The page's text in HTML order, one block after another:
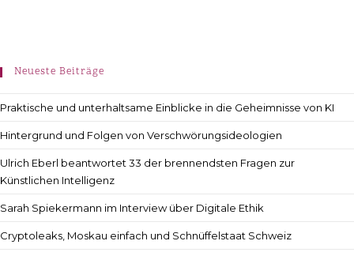
Neueste Beiträge
Praktische und unterhaltsame Einblicke in die Geheimnisse von KI
Hintergrund und Folgen von Verschwörungsideologien
Ulrich Eberl beantwortet 33 der brennendsten Fragen zur
Künstlichen Intelligenz
Sarah Spiekermann im Interview über Digitale Ethik
Cryptoleaks, Moskau einfach und Schnüffelstaat Schweiz